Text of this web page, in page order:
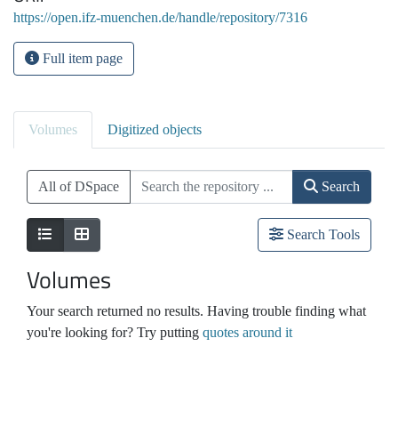
https://open.ifz-muenchen.de/handle/repository/7316
Full item page
Volumes Digitized objects
All of DSpace Search
Search Tools
Volumes
Your search returned no results. Having trouble finding what
you're looking for? Try putting quotes around it